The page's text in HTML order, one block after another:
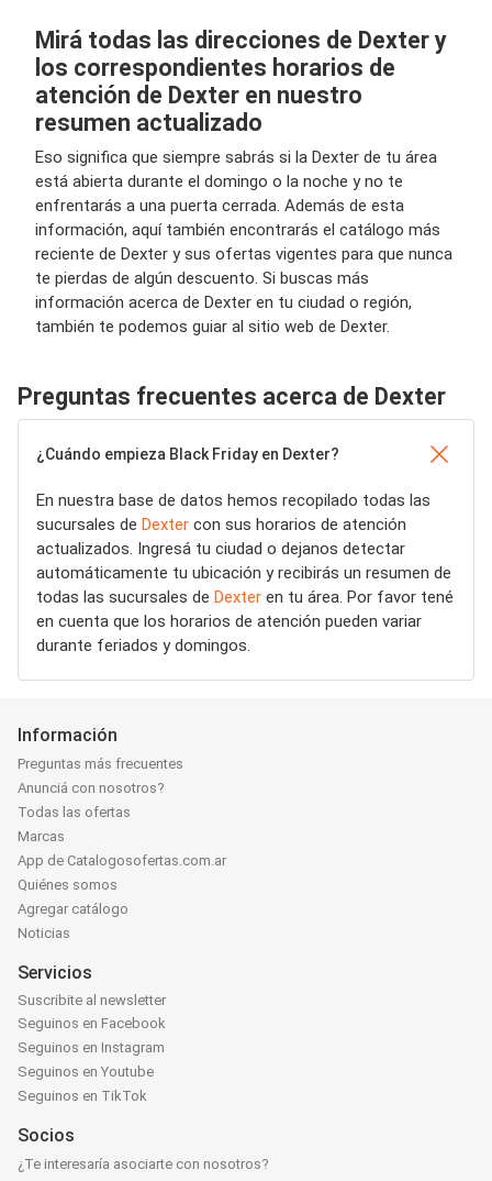
Mirá todas las direcciones de Dexter y
los correspondientes horarios de
atención de Dexter en nuestro
resumen actualizado
Eso significa que siempre sabrás si la Dexter de tu área
está abierta durante el domingo o la noche y no te
enfrentarás a una puerta cerrada. Además de esta
información, aquí también encontrarás el catálogo más
reciente de Dexter y sus ofertas vigentes para que nunca
te pierdas de algún descuento. Si buscas más
información acerca de Dexter en tu ciudad o región,
también te podemos guiar al sitio web de Dexter.
Preguntas frecuentes acerca de Dexter
¿Cuándo empieza Black Friday en Dexter?
En nuestra base de datos hemos recopilado todas las
sucursales de Dexter con sus horarios de atención
actualizados. Ingresá tu ciudad o dejanos detectar
automáticamente tu ubicación y recibirás un resumen de
todas las sucursales de Dexter en tu área. Por favor tené
en cuenta que los horarios de atención pueden variar
durante feriados y domingos.
Información
Preguntas más frecuentes
Anunciá con nosotros?
Todas las ofertas
Marcas
App de Catalogosofertas.com.ar
Quiénes somos
Agregar catálogo
Noticias
Servicios
Suscribite al newsletter
Seguinos en Facebook
Seguinos en Instagram
Seguinos en Youtube
Seguinos en TikTok
Socios
¿Te interesaría asociarte con nosotros?